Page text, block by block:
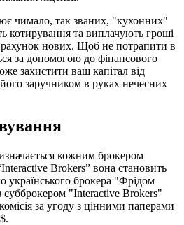
чимало, так званих, "кухонних"
котирування та виплачують гроші
нових. Щоб не потрапити в
за допомогою до фінансового
захистити ваш капітал від
заручником в руках нечесних
кожним брокером
Brokers” вона становить
українського брокера "Фрідом
субброкером "Interactive Brokers"
за угоду з цінними паперами